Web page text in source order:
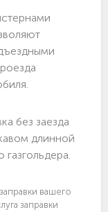
без заезда
длинной
вашего
заправки